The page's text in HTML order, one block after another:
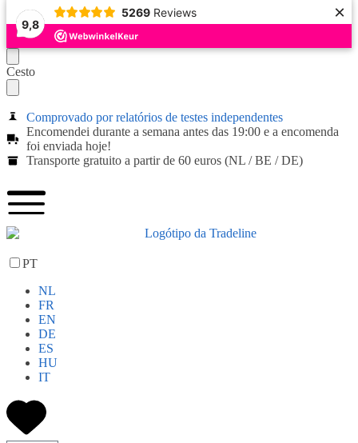
9,8
5269 Reviews ×
Cesto
Comprovado por relatórios de testes independentes
Encomendei durante a semana antes das 19:00 e a encomenda
foi enviada hoje!
Transporte gratuito a partir de 60 euros (NL / BE / DE)
PT
NL
FR
EN
DE
ES
HU
IT